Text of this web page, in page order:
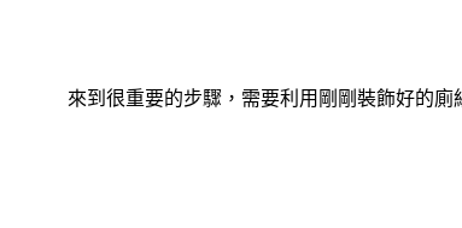
來到很重要的步驟，需要利用剛剛裝飾好的